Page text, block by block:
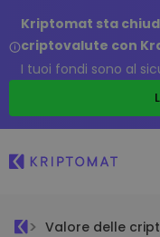
Kriptomat sta
criptovalute con
I tuoi fondi sono al
Valore delle